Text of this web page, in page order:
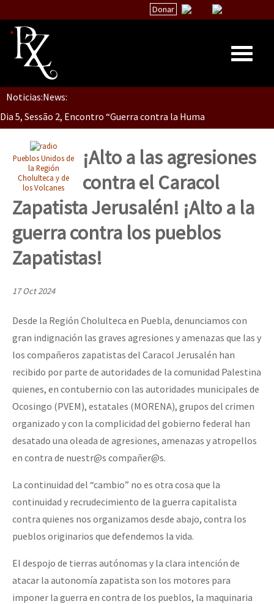
Donar
Inicio
Quiénes Somos
La palabra del EZLN
Encuentros
TEMAS
Chiapas
México
Latinoamérica
AutonomÍa y Resistencia
Megaproyectos
Presos
Mujeres
MULTIMEDIA
Audio
Fotorreportaje
Video
Noticias:News:
Dia 5, Sessão 2, Encontro “Guerra contra la Humanidad”
Dia 5, sessão 1, do Encontro “Guerra contra a Humanidade”(As
Dia 4 – Encontro “Guerra contra a Humanidade” (As populações
Dia 3 do Encontro “Guerra contra a Humanidade”
Dia 2 do Encontro “Guerra contra a Humanidad”
Dia 1: Encontro “Guerra contra a Humanidade”
[CDMX – 20 julio] Jornadas globales por la libertad de Jesús
“Sonhando a Terra do Bem Virá” se publica no Estado Espanhol
Se o México sabe, que o mundo saiba! Nossas lutas pela
[25 abr – CDMX] Tokín por el CNI: 30 años de Resistencia y
Pueblos Unidos de
la Región
Cholulteca y de
los Volcanes
¡Alto a las agresiones
contra el Caracol
Zapatista Jerusalén! ¡Alto a la
guerra contra los pueblos
Zapatistas!
17 Oct 2024
Desde la Región Cholulteca en Puebla, denunciamos con
gran indignación las graves agresiones y amenazas que las y
los compañeros zapatistas del Caracol Jerusalén han
recibido por parte de autoridades de la comunidad Palestina
quienes, en contubernio con las autoridades municipales de
Ocosingo (PVEM), estatales (MORENA), grupos del crimen
organizado y con la complicidad del gobierno federal han
desatado una oleada de agresiones, amenazas y atropellos
en contra de nuestr@s compañer@s.
La continuidad del “cambio” no es otra cosa que la
continuidad y recrudecimiento de la guerra capitalista
contra quienes nos organizamos desde abajo, contra los
pueblos originarios que defendemos la vida.
El despojo de tierras autónomas y la clara intención de
atacar la autonomía zapatista son los motores para
imponer la guerra en contra de los pueblos, la maquinaria